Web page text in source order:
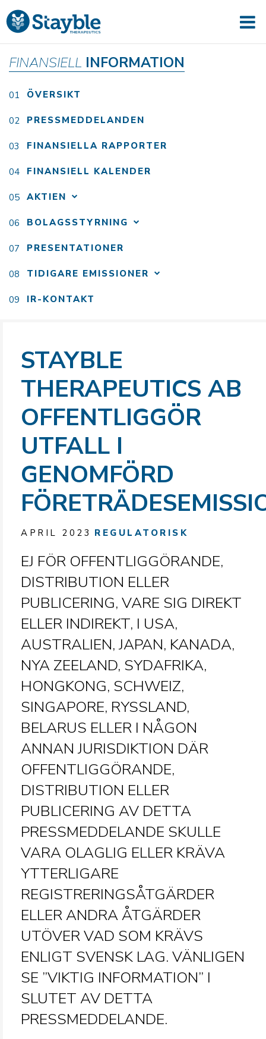
FINANSIELL INFORMATION
ÖVERSIKT
PRESSMEDDELANDEN
FINANSIELLA RAPPORTER
FINANSIELL KALENDER
AKTIEN
BOLAGSSTYRNING
PRESENTATIONER
TIDIGARE EMISSIONER
IR-KONTAKT
STAYBLE
THERAPEUTICS AB
OFFENTLIGGÖR
UTFALL I
GENOMFÖRD
APRIL 2023 REGULATORISK
EJ FÖR OFFENTLIGGÖRANDE,
DISTRIBUTION ELLER
PUBLICERING, VARE SIG DIREKT
ELLER INDIREKT, I USA,
AUSTRALIEN, JAPAN, KANADA,
NYA ZEELAND, SYDAFRIKA,
HONGKONG, SCHWEIZ,
SINGAPORE, RYSSLAND,
BELARUS ELLER I NÅGON
ANNAN JURISDIKTION DÄR
OFFENTLIGGÖRANDE,
DISTRIBUTION ELLER
PUBLICERING AV DETTA
PRESSMEDDELANDE SKULLE
VARA OLAGLIG ELLER KRÄVA
YTTERLIGARE
REGISTRERINGSÅTGÄRDER
ELLER ANDRA ÅTGÄRDER
UTÖVER VAD SOM KRÄVS
ENLIGT SVENSK LAG. VÄNLIGEN
SE ”VIKTIG INFORMATION” I
SLUTET AV DETTA
PRESSMEDDELANDE.